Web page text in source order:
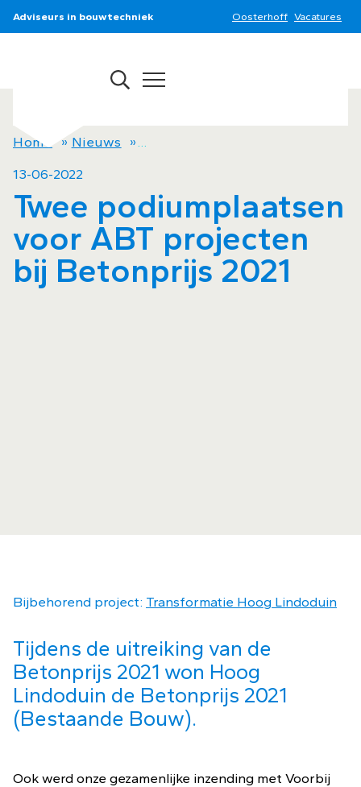
Adviseurs in bouwtechniek Oosterhoff Vacatures
Home » Nieuws » Twee podiumplaatsen voor
13-06-2022
Twee podiumplaatsen
voor ABT projecten
bij Betonprijs 2021
Bijbehorend project: Transformatie Hoog Lindoduin
Tijdens de uitreiking van de
Betonprijs 2021 won Hoog
Lindoduin de Betonprijs 2021
(Bestaande Bouw).
Ook werd onze gezamenlijke inzending met Voorbij